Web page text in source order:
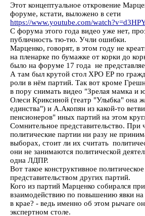
Этот концептуальное откровение
форуме, кстати, выложено в сети
https://www.youtube.com/
С форума этого года видео уже нет,
публичность тю-тю. Учли ошибки.
Марценко, говорят, в этом году не
на пленарке по бумажке от корки до
было на форуме 17 года не
А там был крутой стол ХРО ЕР по
роли в нём партий. Так вот кроме
в пору снимать видео "Зрелая мамка и
Олеси Криксиной (театр "Улыбка" она
единства") и А.Акопян из какой-то
пенсионеров" иных партий на этом
Сомнительное представительство. При
политические партии ни разу не
выборах, стоит ли их считать
они не занимаются политической
одна ЛДПР.
Вот такое конструктивное
представительством других партий.
Кого из партий Марценко собирался
взаимодействию по повышению явки на
в крае? - ведь именно об этом рычаге
экспертном столе.